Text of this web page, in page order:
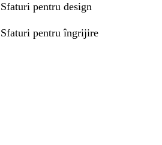
Sfaturi pentru design
Sfaturi pentru îngrijire